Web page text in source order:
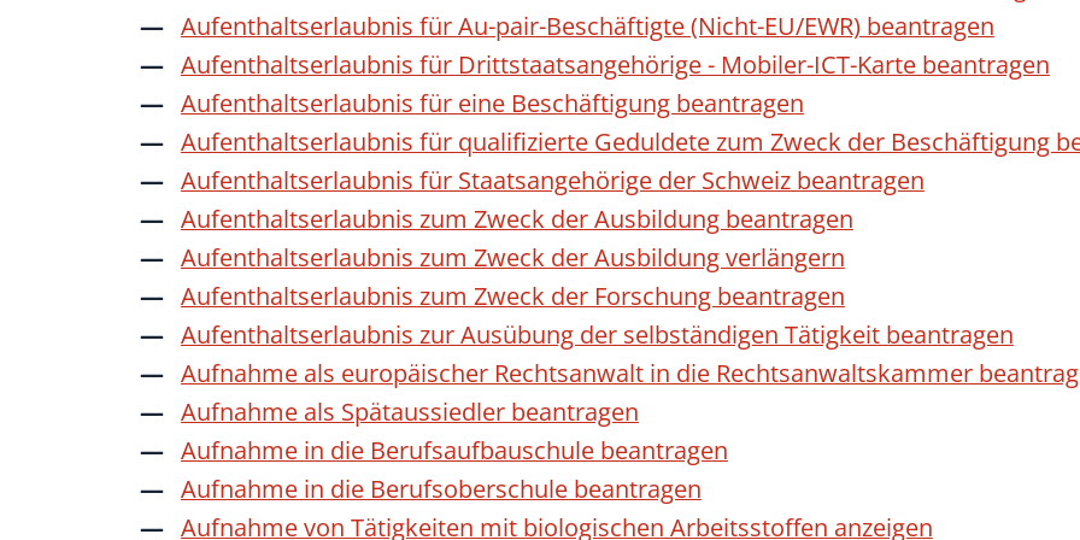
Aufenthaltserlaubnis für Au-pair-Beschäftigte (Nicht-EU/EWR) beantragen
Aufenthaltserlaubnis für Drittstaatsangehörige - Mobiler-ICT-Karte beantragen
Aufenthaltserlaubnis für eine Beschäftigung beantragen
Aufenthaltserlaubnis für qualifizierte Geduldete zum Zweck der Beschäftigung
Aufenthaltserlaubnis für Staatsangehörige der Schweiz beantragen
Aufenthaltserlaubnis zum Zweck der Ausbildung beantragen
Aufenthaltserlaubnis zum Zweck der Ausbildung verlängern
Aufenthaltserlaubnis zum Zweck der Forschung beantragen
Aufenthaltserlaubnis zur Ausübung der selbständigen Tätigkeit beantragen
Aufnahme als europäischer Rechtsanwalt in die Rechtsanwaltskammer
Aufnahme als Spätaussiedler beantragen
Aufnahme in die Berufsaufbauschule beantragen
Aufnahme in die Berufsoberschule beantragen
Aufnahme von Tätigkeiten mit biologischen Arbeitsstoffen anzeigen